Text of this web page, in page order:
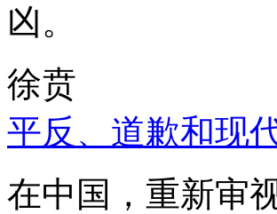
凶。
徐贲
平反、道歉和现
在中国，重新审